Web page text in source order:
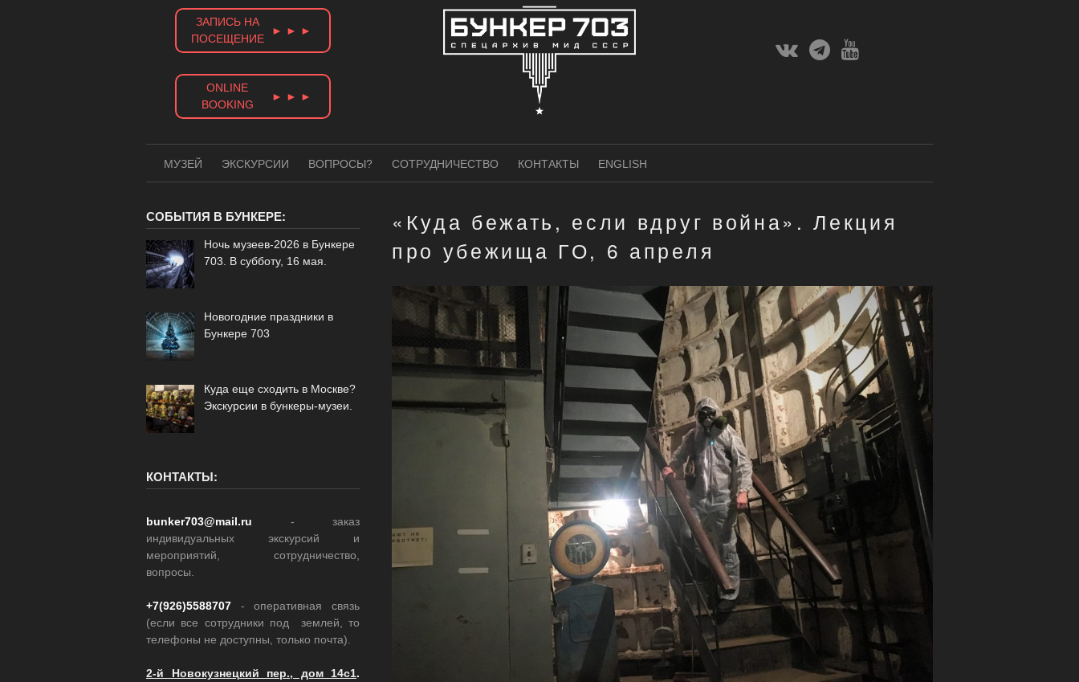
ВконтактеТелеграм
Ютуб
Канал
ЗАПИСЬ НА
ПОСЕЩЕНИЕ
► ► ►
ONLINE
BOOKING
► ► ►
МУЗЕЙ ЭКСКУРСИИ ВОПРОСЫ? СОТРУДНИЧЕСТВО КОНТАКТЫ ENGLISH
«Куда бежать, если вдруг война». Лекция
про убежища ГО, 6 апреля
СОБЫТИЯ В БУНКЕРЕ:
Ночь музеев-2026 в Бункере
703. В субботу, 16 мая.
Новогодние праздники в
Бункере 703
Куда еще сходить в Москве?
Экскурсии в бункеры-музеи.
КОНТАКТЫ:
bunker703@mail.ru - заказ
индивидуальных экскурсий и
мероприятий, сотрудничество,
вопросы.
+7(926)5588707 - оперативная связь
(если все сотрудники под землей, то
телефоны не доступны, только почта).
2-й Новокузнецкий пер., дом 14с1.